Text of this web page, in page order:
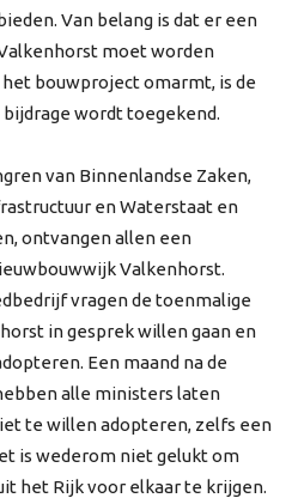
Van belang is dat er een
moet worden
bouwproject omarmt, is de
wordt toegekend.
van Binnenlandse Zaken,
en Waterstaat en
ontvangen allen een
Valkenhorst.
vragen de toenmalige
in gesprek willen gaan en
Een maand na de
alle ministers laten
te willen adopteren, zelfs een
is wederom niet gelukt om
het Rijk voor elkaar te krijgen.